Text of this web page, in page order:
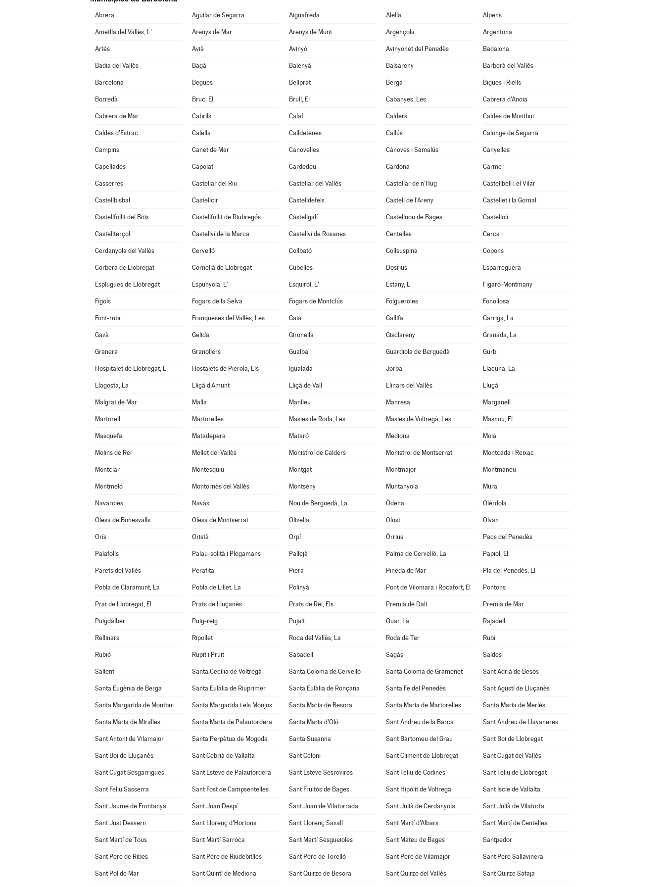
Abrera Aguilar de Segarra Aiguafreda Alella Alpens
Ametlla del Vallès, L' Arenys de Mar Arenys de Munt Argençola Argentona
Artés Avià Avinyó Avinyonet del Penedès Badalona
Badia del Vallès Bagà Balenyà Balsareny Barberà del Vallès
Barcelona Begues Bellprat Berga Bigues i Riells
Borredà Bruc, El Brull, El Cabanyes, Les Cabrera d'Anoia
Cabrera de Mar Cabrils Calaf Calders Caldes de Montbui
Caldes d'Estrac Calella Calldetenes Callús Calonge de Segarra
Campins Canet de Mar Canovelles Cànoves i Samalús Canyelles
Capellades Capolat Cardedeu Cardona Carme
Casserres Castellar del Riu Castellar del Vallès Castellar de n'Hug Castellbell i el Vilar
Castellbisbal Castellcir Castelldefels Castell de l'Areny Castellet i la Gornal
Castellfollit del Boix Castellfollit de Riubregós Castellgalí Castellnou de Bages Castellolí
Castellterçol Castellví de la Marca Castellví de Rosanes Centelles Cercs
Cerdanyola del Vallès Cervelló Collbató Collsuspina Copons
Corbera de Llobregat Cornellà de Llobregat Cubelles Dosrius Esparreguera
Esplugues de Llobregat Espunyola, L' Esquirol, L' Estany, L' Figaró-Montmany
Fígols Fogars de la Selva Fogars de Montclús Folgueroles Fonollosa
Font-rubí Franqueses del Vallès, Les Gaià Gallifa Garriga, La
Gavà Gelida Gironella Gisclareny Granada, La
Granera Granollers Gualba Guardiola de Berguedà Gurb
Hospitalet de Llobregat, L' Hostalets de Pierola, Els Igualada Jorba Llacuna, La
Llagosta, La Lliçà d'Amunt Lliçà de Vall Llinars del Vallès Lluçà
Malgrat de Mar Malla Manlleu Manresa Marganell
Martorell Martorelles Masies de Roda, Les Masies de Voltregà, Les Masnou, El
Masquefa Matadepera Mataró Mediona Moià
Molins de Rei Mollet del Vallès Monistrol de Calders Monistrol de Montserrat Montcada i Reixac
Montclar Montesquiu Montgat Montmajor Montmaneu
Montmeló Montornès del Vallès Montseny Muntanyola Mura
Navarcles Navàs Nou de Berguedà, La Òdena Olèrdola
Olesa de Bonesvalls Olesa de Montserrat Olivella Olost Olvan
Orís Oristà Orpí Òrrius Pacs del Penedès
Palafolls Palau-solità i Plegamans Pallejà Palma de Cervelló, La Papiol, El
Parets del Vallès Perafita Piera Pineda de Mar Pla del Penedès, El
Pobla de Claramunt, La Pobla de Lillet, La Polinyà Pont de Vilomara i Rocafort, El Pontons
Prat de Llobregat, El Prats de Lluçanès Prats de Rei, Els Premià de Dalt Premià de Mar
Puigdàlber Puig-reig Pujalt Quar, La Rajadell
Rellinars Ripollet Roca del Vallès, La Roda de Ter Rubí
Rubió Rupit i Pruit Sabadell Sagàs Saldes
Sallent Santa Cecília de Voltregà Santa Coloma de Cervelló Santa Coloma de Gramenet Sant Adrià de Besòs
Santa Eugènia de Berga Santa Eulàlia de Riuprimer Santa Eulàlia de Ronçana Santa Fe del Penedès Sant Agustí de Lluçanès
Santa Margarida de Montbui Santa Margarida i els Monjos Santa Maria de Besora Santa Maria de Martorelles Santa Maria de Merlès
Santa Maria de Miralles Santa Maria de Palautordera Santa Maria d'Oló Sant Andreu de la Barca Sant Andreu de Llavaneres
Sant Antoni de Vilamajor Santa Perpètua de Mogoda Santa Susanna Sant Bartomeu del Grau Sant Boi de Llobregat
Sant Boi de Lluçanès Sant Cebrià de Vallalta Sant Celoni Sant Climent de Llobregat Sant Cugat del Vallès
Sant Cugat Sesgarrigues Sant Esteve de Palautordera Sant Esteve Sesrovires Sant Feliu de Codines Sant Feliu de Llobregat
Sant Feliu Sasserra Sant Fost de Campsentelles Sant Fruitós de Bages Sant Hipòlit de Voltregà Sant Iscle de Vallalta
Sant Jaume de Frontanyà Sant Joan Despí Sant Joan de Vilatorrada Sant Julià de Cerdanyola Sant Julià de Vilatorta
Sant Just Desvern Sant Llorenç d'Hortons Sant Llorenç Savall Sant Martí d'Albars Sant Martí de Centelles
Sant Martí de Tous Sant Martí Sarroca Sant Martí Sesgueioles Sant Mateu de Bages Santpedor
Sant Pere de Ribes Sant Pere de Riudebitlles Sant Pere de Torelló Sant Pere de Vilamajor Sant Pere Sallavinera
Sant Pol de Mar Sant Quintí de Mediona Sant Quirze de Besora Sant Quirze del Vallès Sant Quirze Safaja